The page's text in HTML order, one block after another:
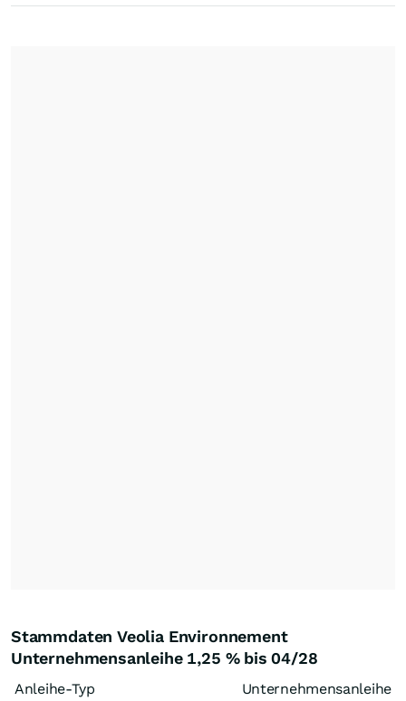
Stammdaten Veolia Environnement
Unternehmensanleihe 1,25 % bis 04/28
Anleihe-Typ
Unternehmensanleihe